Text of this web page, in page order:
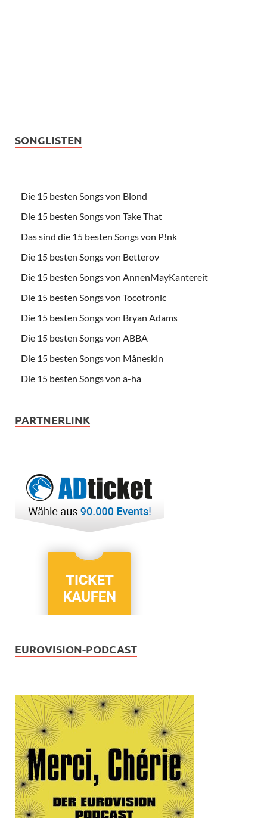
SONGLISTEN
Die 15 besten Songs von Blond
Die 15 besten Songs von Take That
Das sind die 15 besten Songs von P!nk
Die 15 besten Songs von Betterov
Die 15 besten Songs von AnnenMayKantereit
Die 15 besten Songs von Tocotronic
Die 15 besten Songs von Bryan Adams
Die 15 besten Songs von ABBA
Die 15 besten Songs von Måneskin
Die 15 besten Songs von a-ha
PARTNERLINK
EUROVISION-PODCAST